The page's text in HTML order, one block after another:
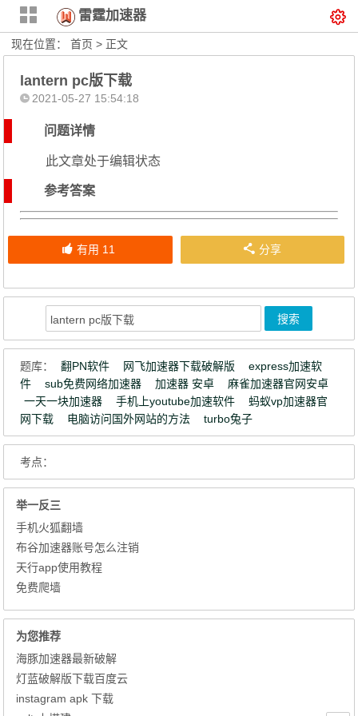
雷霆加速器
现在位置：首页 > 正文
lantern pc版下载
2021-05-27 15:54:18
问题详情
此文章处于编辑状态
参考答案
有用 11 分享
题库： 翻PN软件 网飞加速器下载破解版
express加速软
件
sub免费网络加速器 加速器 安卓
麻雀加速器官网安卓
一天一块加速器
手机上youtube加速软件
蚂蚁vp加速器官
网下载
电脑访问国外网站的方法 turbo兔子
考点：
举一反三
手机火狐翻墙
布谷加速器账号怎么注销
天行app使用教程
免费爬墙
为您推荐
海豚加速器最新破解
灯蓝破解版下载百度云
instagram apk 下载